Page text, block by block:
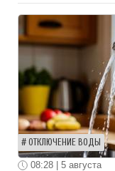
ОТКЛЮЧЕНИЕ ВОДЫ
08:28 | 5 августа